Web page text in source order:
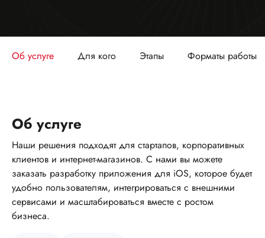
Об услуге Для кого Этапы Форматы работы
Об услуге
Наши решения подходят для стартапов, корпоративных
клиентов и интернет-магазинов. С нами вы можете
заказать разработку приложения для iOS, которое будет
удобно пользователям, интегрироваться с внешними
сервисами и масштабироваться вместе с ростом
бизнеса.